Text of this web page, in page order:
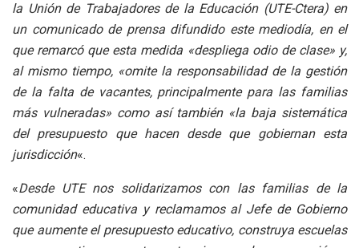
la Unión de Trabajadores de la Educación (UTE-Ctera) en
un comunicado de prensa difundido este mediodía, en el
que remarcó que esta medida «despliega odio de clase» y,
al mismo tiempo, «omite la responsabilidad de la gestión
de la falta de vacantes, principalmente para las familias
más vulneradas» como así también «la baja sistemática
del presupuesto que hacen desde que gobiernan esta
jurisdicción«.
«Desde UTE nos solidarizamos con las familias de la
comunidad educativa y reclamamos al Jefe de Gobierno
que aumente el presupuesto educativo, construya escuelas